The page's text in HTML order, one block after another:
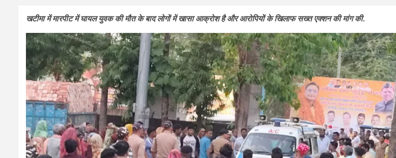
खटीमा में मारपीट में घायल युवक की मौत के बाद लोगों में खासा आक्रोश है और आरोपियों के खिलाफ सख्त एक्शन की मांग की.